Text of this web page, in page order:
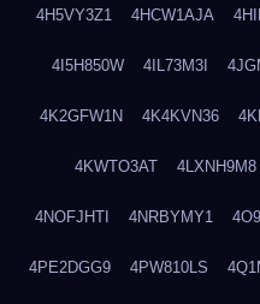
4H5VY3Z1 4HCW1AJA
4I5H850W 4IL73M3I
4K2GFW1N 4K4KVN36
4KWTO3AT 4LXNH9M8
4NOFJHTI 4NRBYMY1
4PE2DGG9 4PW810LS